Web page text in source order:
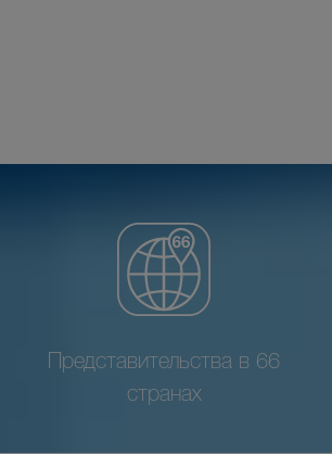
Представительства в 66
странах